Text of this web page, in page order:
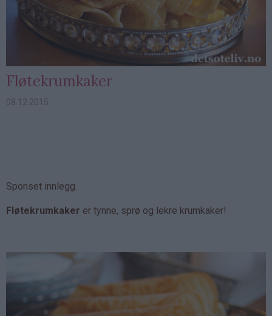
Fløtekrumkaker
08.12.2015
Sponset innlegg.
Fløtekrumkaker er tynne, sprø og lekre krumkaker!